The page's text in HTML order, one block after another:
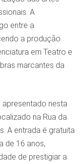
A
entre a
a produção
em Teatro e
marcantes da
apresentado nesta
na Rua da
A entrada é gratuita
de 16 anos,
de prestigiar a